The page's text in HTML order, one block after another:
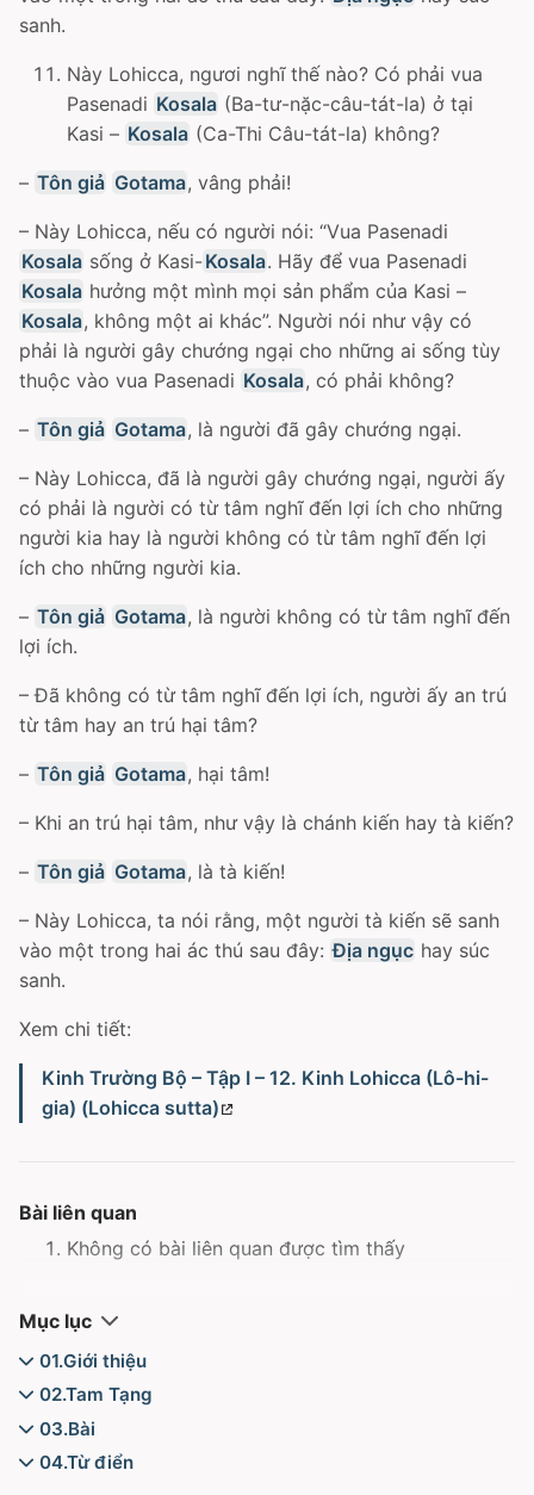
sanh.
Này Lohicca, ngươi nghĩ thế nào? Có phải vua
Pasenadi Kosala (Ba-tư-nặc-câu-tát-la) ở tại
Kasi – Kosala (Ca-Thi Câu-tát-la) không?
– Tôn giả Gotama, vâng phải!
– Này Lohicca, nếu có người nói: “Vua Pasenadi
Kosala sống ở Kasi-Kosala. Hãy để vua Pasenadi
Kosala hưởng một mình mọi sản phẩm của Kasi –
Kosala, không một ai khác”. Người nói như vậy có
phải là người gây chướng ngại cho những ai sống tùy
thuộc vào vua Pasenadi Kosala, có phải không?
– Tôn giả Gotama, là người đã gây chướng ngại.
– Này Lohicca, đã là người gây chướng ngại, người ấy
có phải là người có từ tâm nghĩ đến lợi ích cho những
người kia hay là người không có từ tâm nghĩ đến lợi
ích cho những người kia.
– Tôn giả Gotama, là người không có từ tâm nghĩ đến
lợi ích.
– Ðã không có từ tâm nghĩ đến lợi ích, người ấy an trú
từ tâm hay an trú hại tâm?
– Tôn giả Gotama, hại tâm!
– Khi an trú hại tâm, như vậy là chánh kiến hay tà kiến?
– Tôn giả Gotama, là tà kiến!
– Này Lohicca, ta nói rằng, một người tà kiến sẽ sanh
vào một trong hai ác thú sau đây: Địa ngục hay súc
sanh.
Xem chi tiết:
Kinh Trường Bộ – Tập I – 12. Kinh Lohicca (Lô-hi-
gia) (Lohicca sutta)
Bài liên quan
Không có bài liên quan được tìm thấy
Mục lục
01.Giới thiệu
Thư viện
Từ điển - Mục lục
02.Tam Tạng
Tăng Chi Bộ
Kinh Tăng Chi Bộ - Chương I - Một Pháp
Tiểu Bộ
03.Bài
[[Chánh niệm]], tỉnh giác là gì?
04.Từ điển